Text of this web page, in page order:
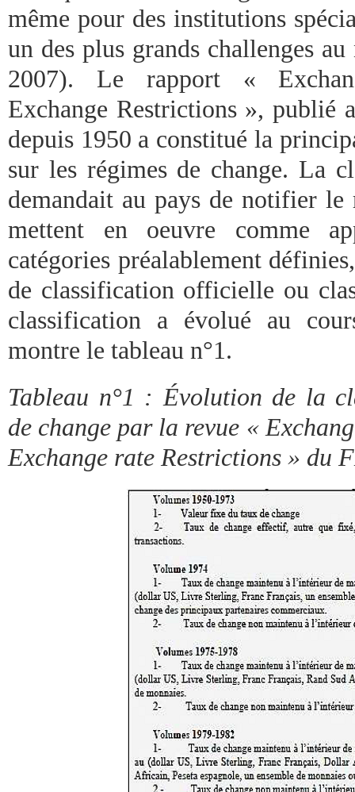
même pour des institutions
un des plus grands challenges
2007). Le rapport «
Exchange Restrictions », publié
depuis 1950 a constitué la
sur les régimes de change. La
demandait au pays de notifier le
mettent en oeuvre comme
catégories préalablement
de classification officielle ou
classification a évolué au
montre le tableau n°1.
Tableau n°1 : Évolution de la
de change par la revue «
Exchange rate Restrictions » du